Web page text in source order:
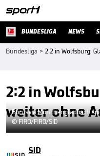
BUNDESLIGA NEWS
Bundesliga > 2:2 in Wolfsburg:
2:2 in
weiter ohne
Borussia Mönchengladbach
© FIRO/FIRO/SID
SID